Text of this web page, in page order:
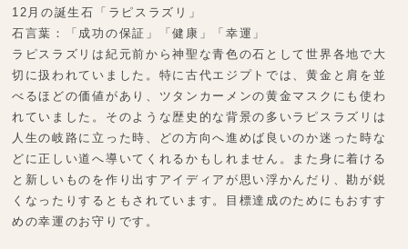
12月の誕生石「ラピスラズリ」
石言葉：「成功の保証」「健康」「幸運」
ラピスラズリは紀元前から神聖な青色の石として世界各地で大
切に扱われていました。特に古代エジプトでは、黄金と肩を並
べるほどの価値があり、ツタンカーメンの黄金マスクにも使わ
れていました。そのような歴史的な背景の多いラピスラズリは
人生の岐路に立った時、どの方向へ進めば良いのか迷った時な
どに正しい道へ導いてくれるかもしれません。また身に着ける
と新しいものを作り出すアイディアが思い浮かんだり、勘が鋭
くなったりするともされています。目標達成のためにもおすす
めの幸運のお守りです。